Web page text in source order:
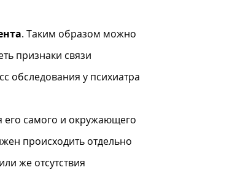
. Таким образом можно
признаки связи
обследования у психиатра
его самого и окружающего
происходить отдельно
же отсутствия